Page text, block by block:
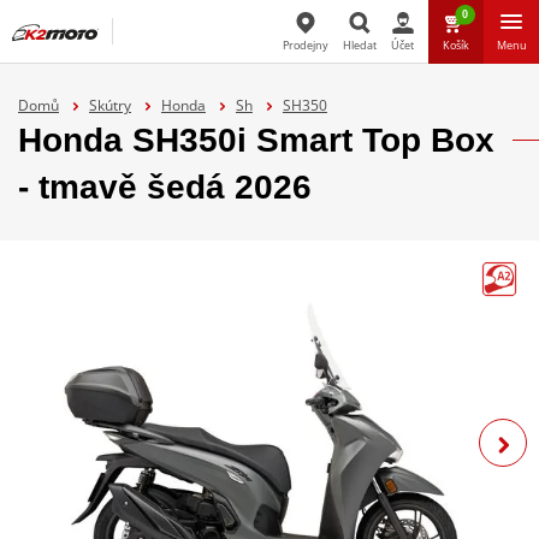
Prodejny Hledat Účet
0
Košík Menu
Domů Skútry Honda Sh SH350
Honda SH350i Smart Top Box
- tmavě šedá 2026